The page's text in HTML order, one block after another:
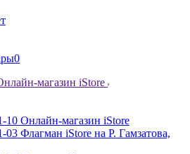
0
магазин iStore
10 Онлайн-магазин iStore
03 Флагман iStore на Р. Гамзатова,